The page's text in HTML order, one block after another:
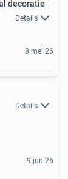
decoratie
Details
8 mei 26
Details
9 jun 26